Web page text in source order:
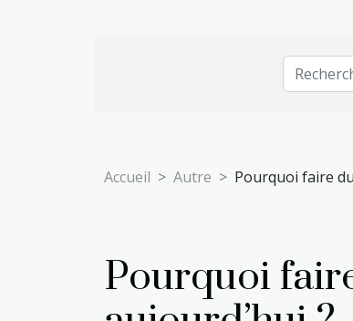
Accueil Autre Pourquoi faire
Pourquoi